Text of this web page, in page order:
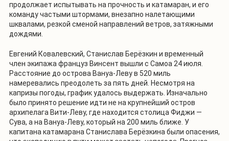
продолжает испытывать на прочность и катамаран, и его
команду частыми штормами, внезапно налетающими
шквалами, резкой сменой направлений ветров, затяжными
дождями.
Евгений Ковалевский, Станислав Берёзкин и временный
член экипажа француз Винсент вышли с Самоа 24 июля.
Расстояние до острова Вануа-Леву в 520 миль
намеревались преодолеть за пять дней. Несмотря на
капризы погоды, график удалось выдержать. Изначально
было принято решение идти не на крупнейший остров
архипелага Вити-Леву, где находится столица Фиджи —
Сува, а на Вануа-Леву, который на 200 миль ближе. У
капитана катамарана Станислава Берёзкина были опасения,